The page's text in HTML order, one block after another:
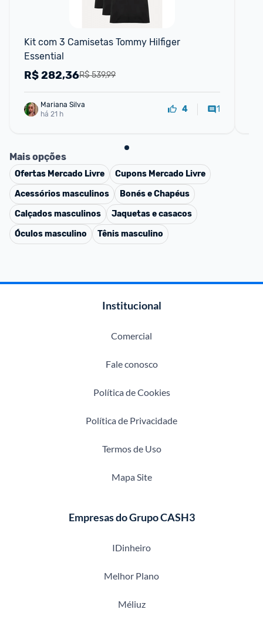
Kit com 3 Camisetas Tommy Hilfiger
Essential
R$ 539,99
R$282,36
Mariana Silva
há 21 h
4 1
Mais opções
Ofertas Mercado Livre Cupons Mercado Livre
Acessórios masculinos
Bonés e Chapéus
Calçados masculinos
Jaquetas e casacos
Óculos masculino
Tênis masculino
Institucional
Comercial
Fale conosco
Política de Cookies
Política de Privacidade
Termos de Uso
Mapa Site
Empresas do Grupo CASH3
IDinheiro
Melhor Plano
Méliuz